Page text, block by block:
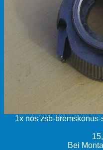
1x nos zsb-
Bei